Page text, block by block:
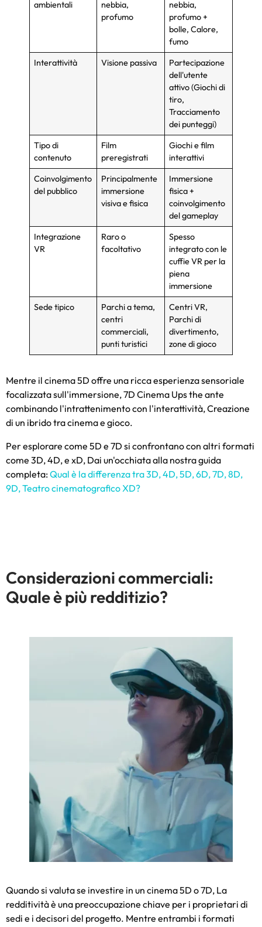
ambientali
nebbia,
profumo
nebbia,
profumo +
bolle, Calore,
fumo
Interattività
Visione passiva
Partecipazione
dell'utente
attivo (Giochi di
tiro,
Tracciamento
dei punteggi)
Tipo di
contenuto
Film
preregistrati
Giochi e film
interattivi
Coinvolgimento
del pubblico
Principalmente
immersione
visiva e fisica
Immersione
fisica +
coinvolgimento
del gameplay
Integrazione
VR
Raro o
facoltativo
Spesso
integrato con le
cuffie VR per la
piena
immersione
Sede tipico
Parchi a tema,
centri
commerciali,
punti turistici
Centri VR,
Parchi di
divertimento,
zone di gioco
Mentre il cinema 5D offre una ricca esperienza sensoriale
focalizzata sull'immersione, 7D Cinema Ups the ante
combinando l'intrattenimento con l'interattività, Creazione
di un ibrido tra cinema e gioco.
Per esplorare come 5D e 7D si confrontano con altri formati
come 3D, 4D, e xD, Dai un'occhiata alla nostra guida
completa:Qual è la differenza tra 3D, 4D, 5D, 6D, 7D, 8D,
9D, Teatro cinematografico XD?
Considerazioni commerciali:
Quale è più redditizio?
Quando si valuta se investire in un cinema 5D o 7D, La
redditività è una preoccupazione chiave per i proprietari di
sedi e i decisori del progetto. Mentre entrambi i formati